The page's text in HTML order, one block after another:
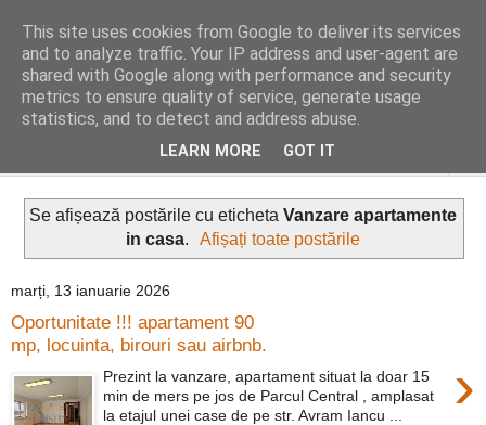
Distinct Imobiliare
Adrian Cocis 0742 129 909 ; Vasile Baciu 0768 440 185
Se afișează postările cu eticheta Vanzare apartamente
in casa. Afișați toate postările
marți, 13 ianuarie 2026
Oportunitate !!! apartament 90
mp, locuinta, birouri sau airbnb.
›
Prezint la vanzare, apartament situat la doar 15
min de mers pe jos de Parcul Central , amplasat
la etajul unei case de pe str. Avram Iancu ...
This site uses cookies from Google to deliver its services
and to analyze traffic. Your IP address and user-agent are
shared with Google along with performance and security
metrics to ensure quality of service, generate usage
statistics, and to detect and address abuse.
LEARN MORE GOT IT